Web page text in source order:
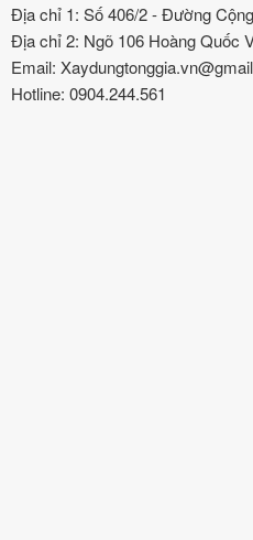
Địa chỉ 1: Số 406/2 - Đường
Địa chỉ 2: Ngõ 106 Hoàng Quốc
Email:
Hotline: 0904.244.561